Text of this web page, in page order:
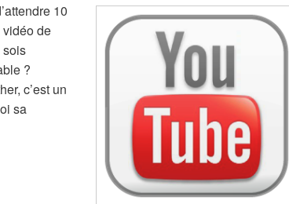
10
vidéo de
sois
?
c’est un
sa